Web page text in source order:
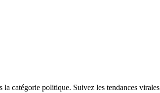
catégorie politique. Suivez les tendances